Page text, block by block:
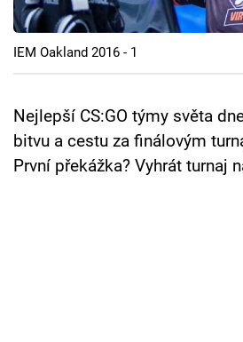
Cool Esport
Pořady
TV Program
Sledujte prima+
IEM Oakland 2016 - 1
Nejlepší CS:GO týmy světa
bitvu a cestu za finálovým
První překážka? Vyhrát turnaj